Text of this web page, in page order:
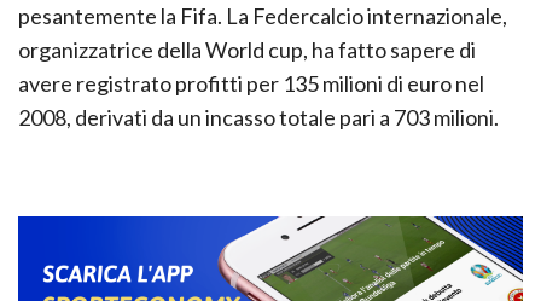
pesantemente la Fifa. La Federcalcio internazionale,
organizzatrice della World cup, ha fatto sapere di
avere registrato profitti per 135 milioni di euro nel
2008, derivati da un incasso totale pari a 703 milioni.